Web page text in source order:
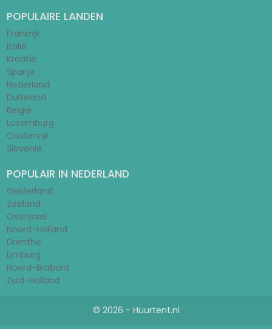
POPULAIRE LANDEN
Frankrijk
Italië
Kroatië
Spanje
Nederland
Duitsland
België
Luxemburg
Oostenrijk
Slovenië
POPULAIR IN NEDERLAND
Gelderland
Zeeland
Overijssel
Noord-Holland
Drenthe
Limburg
Noord-Brabant
Zuid-Holland
© 2026 - Huurtent.nl